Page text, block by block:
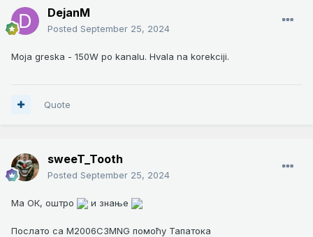
DejanM
Posted September 25, 2024
Moja greska - 150W po kanalu. Hvala na korekciji.
Quote
sweeT_Tooth
Posted September 25, 2024
Ма ОК, оштро и знање
Послато са M2006C3MNG помоћу Тапатока